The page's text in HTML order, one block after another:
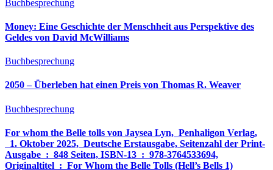
Buchbesprechung
Money: Eine Geschichte der Menschheit aus Perspektive des
Geldes von David McWilliams
Buchbesprechung
2050 – Überleben hat einen Preis von Thomas R. Weaver
Buchbesprechung
For whom the Belle tolls von Jaysea Lyn, ‎ Penhaligon Verlag,
‎ 1. Oktober 2025, ‎ Deutsche Erstausgabe, Seitenzahl der Print-
Ausgabe ‏ : ‎ 848 Seiten, ISBN-13 ‏ : ‎ 978-3764533694,
Originaltitel ‏ : ‎ For Whom the Belle Tolls (Hell’s Bells 1)